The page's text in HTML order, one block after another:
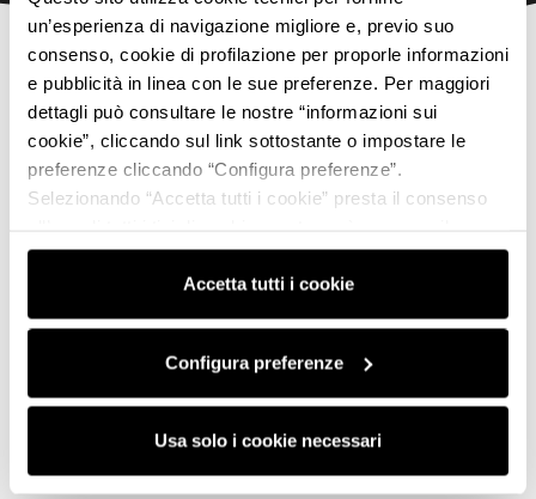
un’esperienza di navigazione migliore e, previo suo
consenso, cookie di profilazione per proporle informazioni
e pubblicità in linea con le sue preferenze. Per maggiori
dettagli può consultare le nostre “informazioni sui
cookie”, cliccando sul link sottostante o impostare le
preferenze cliccando “Configura preferenze”.
Selezionando “Accetta tutti i cookie” presta il consenso
consenso cliccando su “Usa solo i cookie necessari” e
saranno attivati i soli cookie tecnici necessari al corretto
funzionamento del sito.
Accetta tutti i cookie
Configura preferenze
Usa solo i cookie necessari